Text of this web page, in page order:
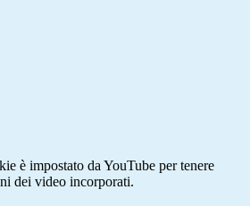
è impostato da YouTube per tenere
dei video incorporati.